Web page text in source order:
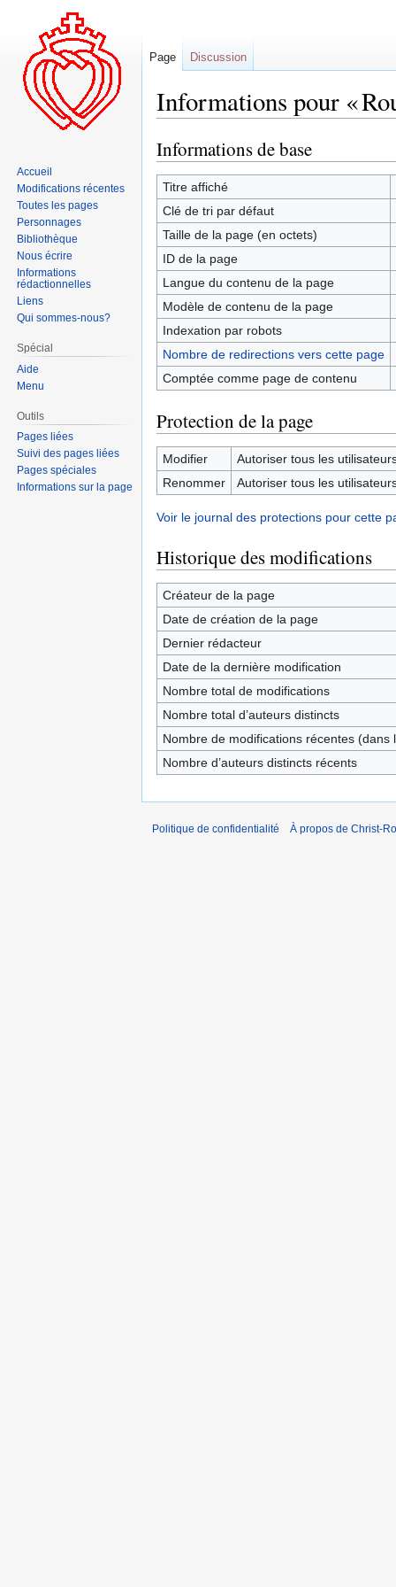
Informations pour «
Aller
à
la
navigation
Aller
à
la
recherche
Informations de base
Titre affiché
Clé de tri par défaut
Taille de la page (en octets)
ID de la page
Langue du contenu de la page
Modèle de contenu de la page
Indexation par robots
Nombre de redirections vers cette page
Comptée comme page de contenu
Protection de la page
Modifier
Autoriser tous les
Renommer
Autoriser tous les
Voir le journal des protections pour cette
Historique des modifications
Créateur de la page
Date de création de la page
Dernier rédacteur
Date de la dernière modification
Nombre total de modifications
Nombre total d’auteurs distincts
Nombre de modifications récentes (dans
Nombre d’auteurs distincts récents
Page Discussion
Accueil
Modifications récentes
Toutes les pages
Personnages
Bibliothèque
Nous écrire
Informations
rédactionnelles
Liens
Qui sommes-nous?
Spécial
Aide
Menu
Outils
Pages liées
Suivi des pages liées
Pages spéciales
Informations sur la page
Politique de confidentialité À propos de Christ-